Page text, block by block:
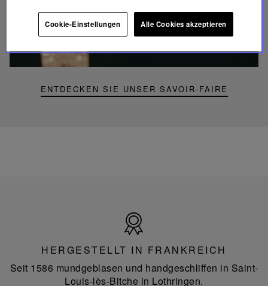
ENTDECKEN SIE UNSER SAVOIR-FAIRE
Video,
Folia
Mini-
Frankreich
HERGESTELLT IN FRANKREICH
Seit 1586 mundgeblasen und handgeschliffen in Saint-
Louis-lès-Bitche in Lothringen.
Cookie-Einstellungen Alle Cookies akzeptieren